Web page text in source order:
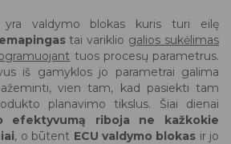
yra valdymo blokas kuris turi eilę
tai variklio galios sukėlimas
tuos procesų parametrus.
iš gamyklos jo parametrai galima
vien tam, kad pasiekti tam
planavimo tikslus. Šiai dienai
efektyvumą riboja ne kažkokie
, o būtent ECU valdymo blokas ir jo